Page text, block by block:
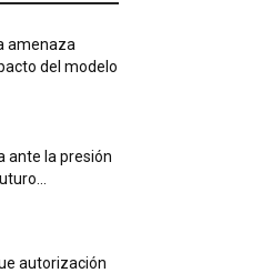
amenaza
del modelo
ante la presión
autorización